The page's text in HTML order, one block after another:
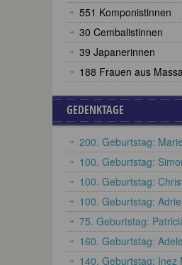
551 Komponistinnen
30 Cembalistinnen
39 Japanerinnen
188 Frauen aus
GEDENKTAGE
200. Geburtstag:
100. Geburtstag:
100. Geburtstag:
100. Geburtstag:
75. Geburtstag:
160. Geburtstag:
140. Geburtstag: Inez